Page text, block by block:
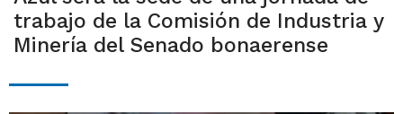
trabajo de la Comisión de Industria y
Minería del Senado bonaerense